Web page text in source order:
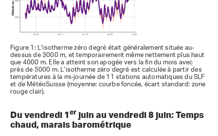
Figure 1: L’isotherme zéro degré était généralement située au-
dessus de 3000 m, et temporairement même nettement plus haut
que 4000 m. Elle a atteint son apogée vers la fin du mois avec
près de 5000 m. L’isotherme zéro degré est calculée à partir des
températures à la mi-journée de 11 stations automatiques du SLF
et de MétéoSuisse (moyenne: courbe foncée, écart standard: zone
rouge clair).
Du vendredi 1er juin au vendredi 8 juin: Temps
chaud, marais barométrique